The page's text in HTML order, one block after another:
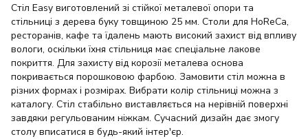
Стіл Easy виготовлений зі стійкої металевої опори та
стільниці з дерева буку товщиною 25 мм. Столи для HoReCa,
ресторанів, кафе та їдалень мають високий захист від впливу
вологи, оскільки їхня стільниця має спеціальне лакове
покриття. Для захисту від корозії металева основа
покривається порошковою фарбою. Замовити стіл можна в
різних формах і розмірах. Вибрати колір стільниці можна з
каталогу. Стіл стабільно виставляється на нерівній поверхні
завдяки регульованим ніжкам. Сучасний дизайн дає змогу
столу вписатися в будь-який інтер'єр.